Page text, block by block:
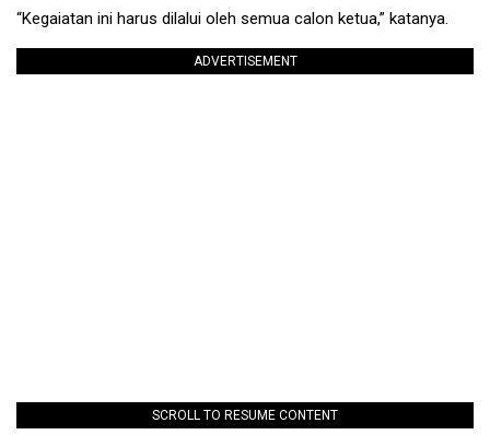
“Kegaiatan ini harus dilalui oleh semua calon ketua,” katanya.
ADVERTISEMENT
SCROLL TO RESUME CONTENT